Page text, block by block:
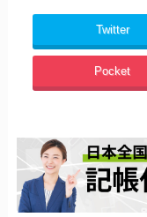
Twitter
Pocket